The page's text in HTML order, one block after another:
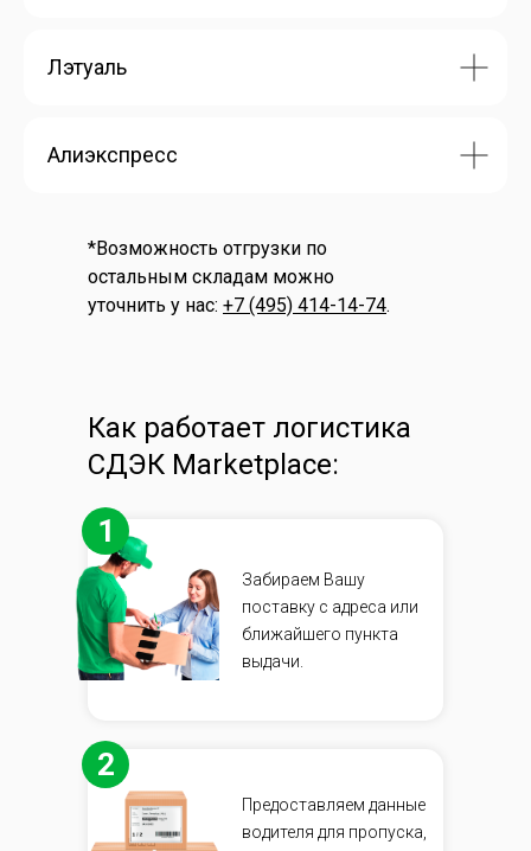
Лэтуаль
Алиэкспресс
*Возможность отгрузки по
остальным складам можно
уточнить у нас: +7 (495) 414-14-74.
2
Предоставляем данные
водителя для пропуска,
Как работает логистика
СДЭК Marketplace:
1
Забираем Вашу
поставку с адреса или
ближайшего пункта
выдачи.